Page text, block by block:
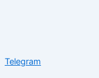
Telegram